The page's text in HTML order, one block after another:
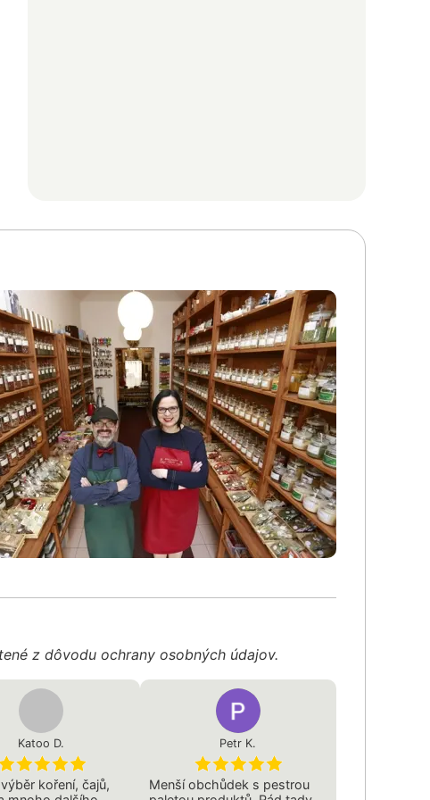
z dôvodu ochrany osobných údajov.
Katoo D.
koření, čajů,
Petr K.
Menší obchůdek s pestrou